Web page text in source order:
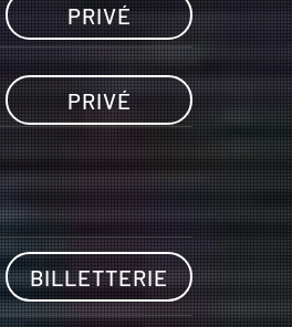
PRIVÉ
PRIVÉ
BILLETTERIE